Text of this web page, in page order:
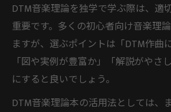
DTM音楽理論を独学で学ぶ際は、適
重要です。多くの初心者向け音楽理
ますが、選ぶポイントは「DTM作曲
「図や実例が豊富か」「解説がやさ
にすると良いでしょう。
DTM音楽理論本の活用法としては、